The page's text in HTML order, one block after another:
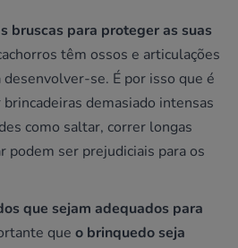
bruscas para proteger as suas
têm ossos e articulações
desenvolver-se. É por isso que é
demasiado intensas
como saltar, correr longas
podem ser prejudiciais para os
que sejam adequados para
queo brinquedo seja